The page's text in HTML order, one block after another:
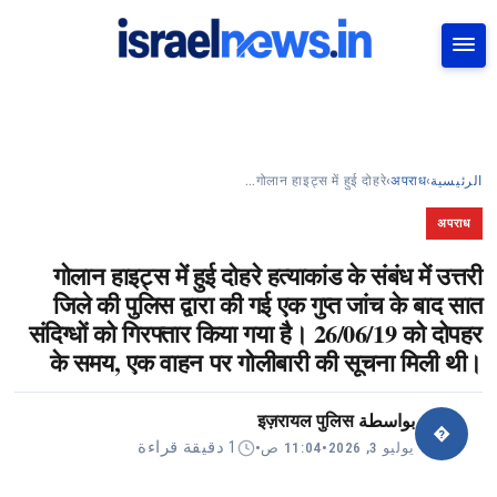
الرئيسية›
अपराध
›
गोलान हाइट्स में हुई दोहरे…
अपराध
गोलान हाइट्स में हुई दोहरे हत्याकांड के संबंध में उत्तरी
जिले की पुलिस द्वारा की गई एक गुप्त जांच के बाद सात
संदिग्धों को गिरफ्तार किया गया है। 26/06/19 को दोपहर
के समय, एक वाहन पर गोलीबारी की सूचना मिली थी।
�
بواسطةइज़रायल पुलिस
يوليو 3, 2026 •11:04 ص • 1 دقيقة قراءة